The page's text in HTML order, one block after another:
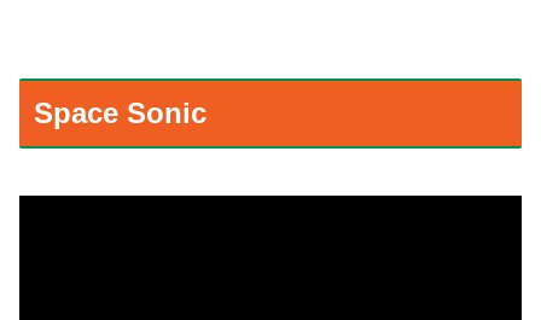
Space Sonic